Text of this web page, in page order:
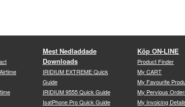
Mest Nedladdade
Downloads
IRIDIUM EXTREME Quick
Guide
IRIDIUM 9555 Quick Guide
IsatPhone Pro Quick Guide
Köp ON-LINE
Product Finder
My CART
My Favourite
My Pervious
My Invoicing